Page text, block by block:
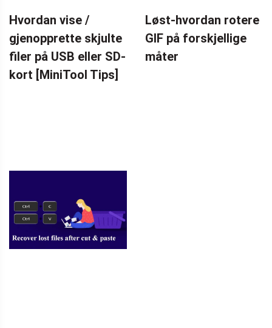
AV DATA
Hvordan vise /
gjenopprette skjulte
filer på USB eller SD-
kort [MiniTool Tips]
Løst-hvordan rotere
GIF på forskjellige
måter